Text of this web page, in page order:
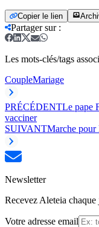
Copier le lien
Partager sur:
Les mots-clés/tags
CoupleMariage
PRÉCÉDENTLe pape
vacciner
SUIVANTMarche pour
Newsletter
Recevez Aleteia
Votre adresse email